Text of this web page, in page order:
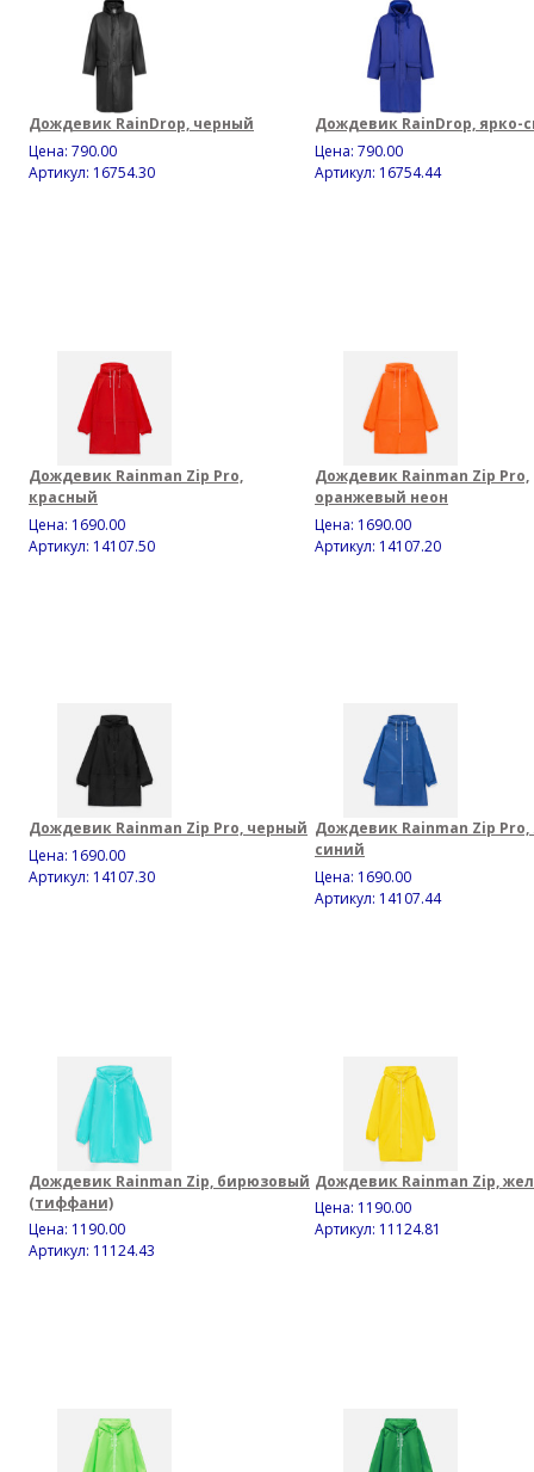
Дождевик RainDrop, черный
Цена: 790.00
Артикул: 16754.30
Дождевик RainDrop, ярко-
Цена: 790.00
Артикул: 16754.44
Дождевик Rainman Zip Pro,
красный
Цена: 1690.00
Артикул: 14107.50
Дождевик Rainman Zip Pro,
оранжевый неон
Цена: 1690.00
Артикул: 14107.20
Дождевик Rainman Zip Pro, черный
Цена: 1690.00
Артикул: 14107.30
Дождевик Rainman Zip Pro,
синий
Цена: 1690.00
Артикул: 14107.44
Дождевик Rainman Zip, бирюзовый
(тиффани)
Цена: 1190.00
Артикул: 11124.43
Дождевик Rainman Zip,
Цена: 1190.00
Артикул: 11124.81